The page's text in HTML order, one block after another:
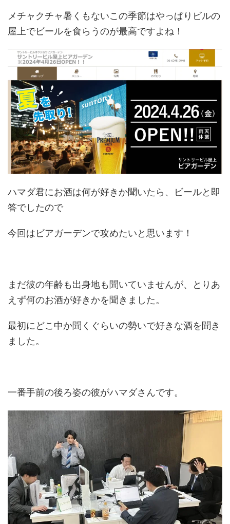
メチャクチャ暑くもないこの季節はやっぱりビルの
屋上でビールを食らうのが最高ですよね！
ハマダ君にお酒は何が好きか聞いたら、ビールと即
答でしたので
今回はビアガーデンで攻めたいと思います！
まだ彼の年齢も出身地も聞いていませんが、とりあ
えず何のお酒が好きかを聞きました。
最初にどこ中か聞くぐらいの勢いで好きな酒を聞き
ました。
一番手前の後ろ姿の彼がハマダさんです。